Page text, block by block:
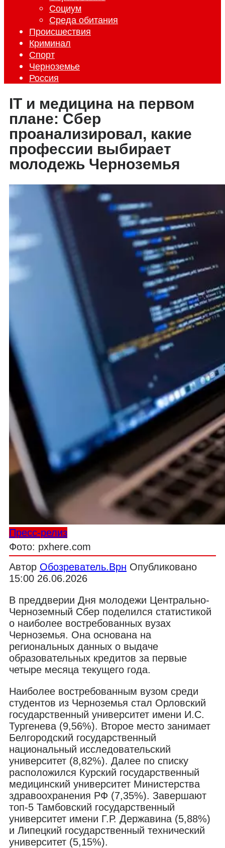
Социум
Среда обитания
Происшествия
Криминал
Спорт
Черноземье
Россия
IT и медицина на первом
плане: Сбер
проанализировал, какие
профессии выбирает
молодежь Черноземья
Пресс-релиз
Фото: pxhere.com
Автор Обозреватель.Врн Опубликовано
15:00 26.06.2026
В преддверии Дня молодежи Центрально-
Черноземный Сбер поделился статистикой
о наиболее востребованных вузах
Черноземья. Она основана на
региональных данных о выдаче
образовательных кредитов за первые
четыре месяца текущего года.
Наиболее востребованным вузом среди
студентов из Черноземья стал Орловский
государственный университет имени И.С.
Тургенева (9,56%). Второе место занимает
Белгородский государственный
национальный исследовательский
университет (8,82%). Далее по списку
расположился Курский государственный
медицинский университет Министерства
здравоохранения РФ (7,35%). Завершают
топ-5 Тамбовский государственный
университет имени Г.Р. Державина (5,88%)
и Липецкий государственный технический
университет (5,15%).